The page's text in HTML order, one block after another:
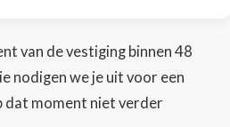
van de vestiging binnen 48
nodigen we je uit voor een
dat moment niet verder